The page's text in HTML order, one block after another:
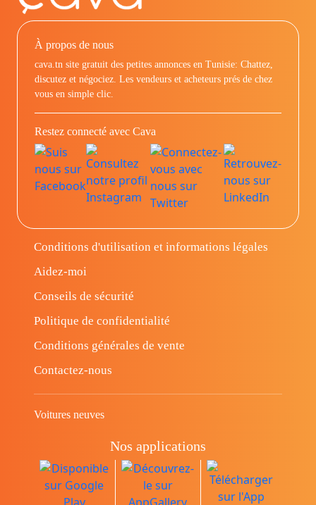
À propos de nous
cava.tn site gratuit des petites annonces en Tunisie: Chattez,
discutez et négociez. Les vendeurs et acheteurs prés de chez
vous en simple clic.
Restez connecté avec Cava
Conditions d'utilisation et informations légales
Aidez-moi
Conseils de sécurité
Politique de confidentialité
Conditions générales de vente
Contactez-nous
Voitures neuves
Nos applications